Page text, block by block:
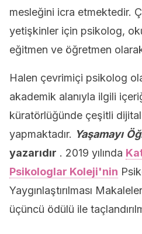
mesleğini icra etmektedir.
yetişkinler için psikolog,
eğitmen ve öğretmen olarak
Halen çevrimiçi psikolog
akademik alanıyla ilgili
küratörlüğünde çeşitli
yapmaktadır. Yaşamayı
yazarıdır . 2019 yılında
Psikologlar Koleji'nin
Yaygınlaştırılması
üçüncü ödülü ile